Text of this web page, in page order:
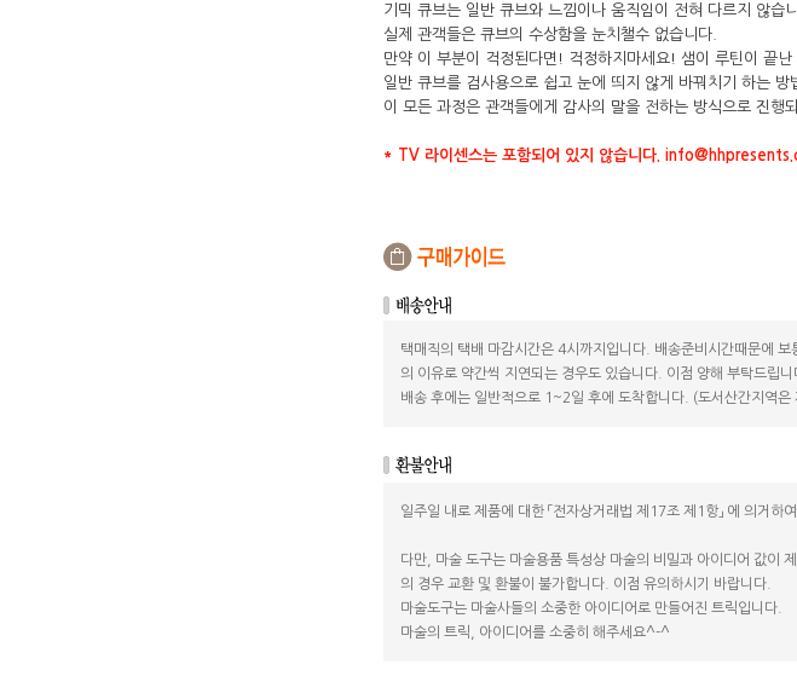
기믹 큐브는 일반 큐브와 느낌이나 움직임이 전혀 다르지 않습
실제 관객들은 큐브의 수상함을 눈치챌수 없습니다.
만약 이 부분이 걱정된다면! 걱정하지마세요! 샘이 루틴이 끝난
일반 큐브를 검사용으로 쉽고 눈에 띄지 않게 바꿔치기 하는 방
이 모든 과정은 관객들에게 감사의 말을 전하는 방식으로 진행
* TV 라이센스는 포함되어 있지 않습니다.
택매직의 택배 마감시간은 4시까지입니다. 배송준비시간때문에
의 이유로 약간씩 지연되는 경우도 있습니다. 이점 양해 부탁드립니
배송 후에는 일반적으로 1~2일 후에 도착합니다. (도서산간지역은
일주일 내로 제품에 대한 「전자상거래법 제17조 제1항」 에 의거하
다만, 마술 도구는 마술용품 특성상 마술의 비밀과 아이디어 값이
의 경우 교환 및 환불이 불가합니다. 이점 유의하시기 바랍니다.
마술도구는 마술사들의 소중한 아이디어로 만들어진 트릭입니다.
마술의 트릭, 아이디어를 소중히 해주세요^-^